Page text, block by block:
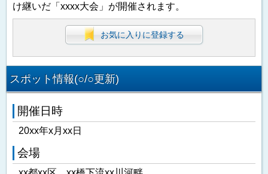
け継いだ「xxxx大会」が開催されます。
お気に入りに登録する
スポット情報(○/○更新)
開催日時
20xx年x月xx日
会場